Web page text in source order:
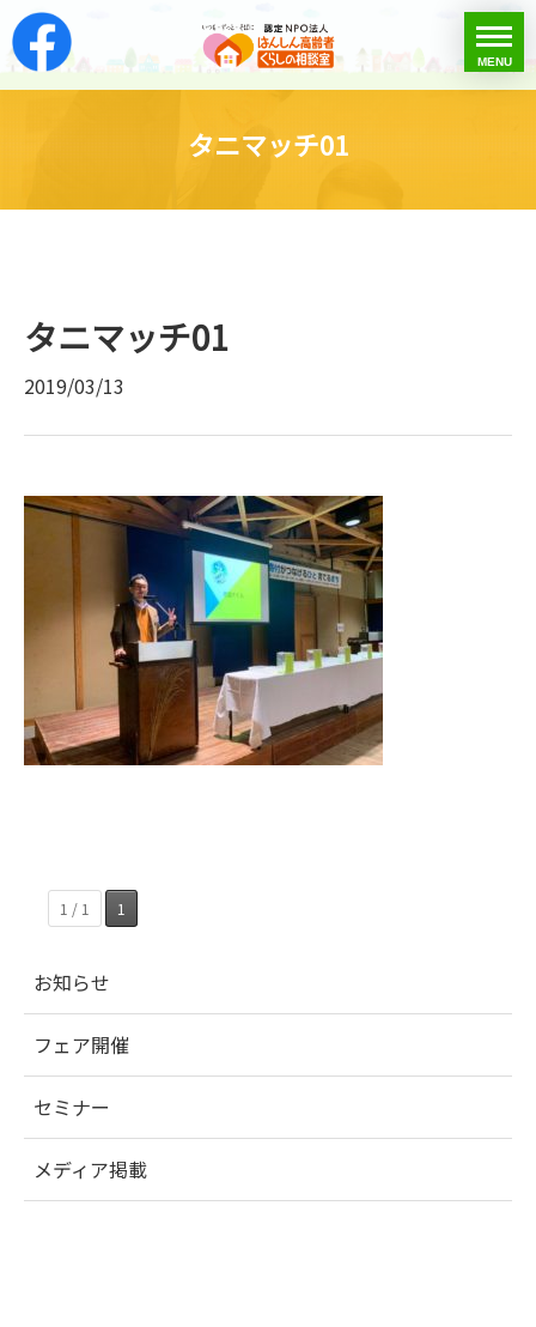
はんしん高齢者くら
toggle
menu
MENU
タニマッチ01
タニマッチ01
2019/03/13
1 / 1 1
お知らせ
フェア開催
セミナー
メディア掲載